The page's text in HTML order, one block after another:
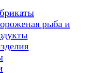
рыба и